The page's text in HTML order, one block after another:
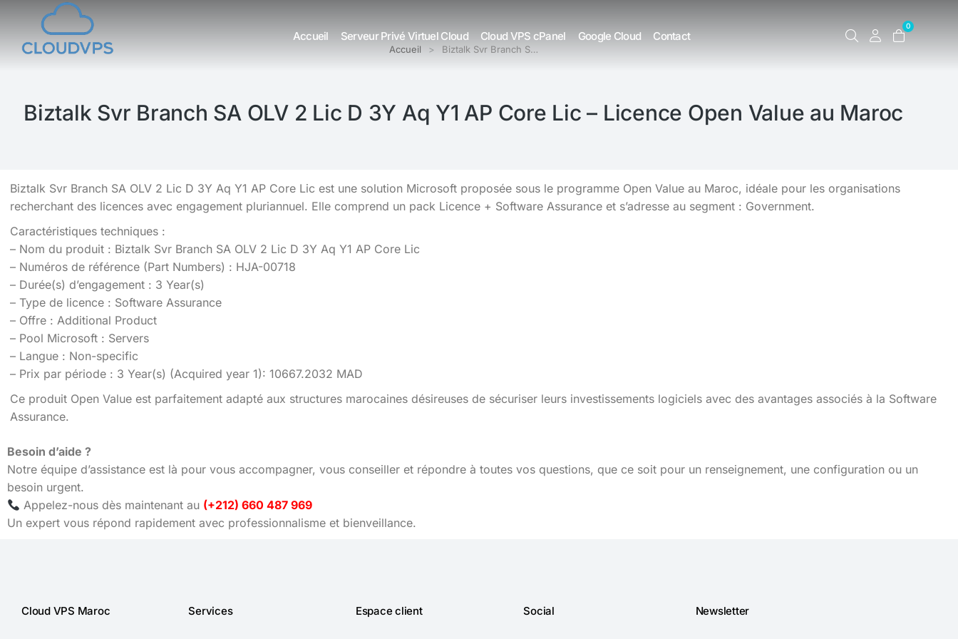
Accueil Serveur Privé Virtuel Cloud Cloud VPS cPanel Google Cloud Contact
0
Vous êtes ici : Accueil Biztalk Svr Branch S…
Biztalk Svr Branch SA OLV 2 Lic D 3Y Aq Y1 AP Core Lic – Licence Open Value au Maroc
Biztalk Svr Branch SA OLV 2 Lic D 3Y Aq Y1 AP Core Lic est une solution Microsoft proposée sous le programme Open Value au Maroc, idéale pour les organisations
recherchant des licences avec engagement pluriannuel. Elle comprend un pack Licence + Software Assurance et s’adresse au segment : Government.
Caractéristiques techniques :
– Nom du produit : Biztalk Svr Branch SA OLV 2 Lic D 3Y Aq Y1 AP Core Lic
– Numéros de référence (Part Numbers) : HJA-00718
– Durée(s) d’engagement : 3 Year(s)
– Type de licence : Software Assurance
– Offre : Additional Product
– Pool Microsoft : Servers
– Langue : Non-specific
– Prix par période : 3 Year(s) (Acquired year 1): 10667.2032 MAD
Ce produit Open Value est parfaitement adapté aux structures marocaines désireuses de sécuriser leurs investissements logiciels avec des avantages associés à la Software
Assurance.
Besoin d’aide ?
Notre équipe d’assistance est là pour vous accompagner, vous conseiller et répondre à toutes vos questions, que ce soit pour un renseignement, une configuration ou un
besoin urgent.
Appelez-nous dès maintenant au (+212) 660 487 969
Un expert vous répond rapidement avec professionnalisme et bienveillance.
Cloud VPS Maroc Services Espace client Social Newsletter